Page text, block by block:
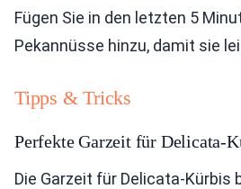
Fügen Sie in den letzten 5
Pekannüsse hinzu, damit sie
Tipps & Tricks
Perfekte Garzeit für Delicata-
Die Garzeit für Delicata-Kürbis